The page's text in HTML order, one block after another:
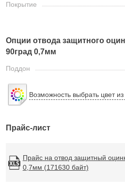
Покрытие
Опции отвода защитного
90град 0,7мм
Поддон
Возможность выбрать цвет из
Прайс-лист
Прайс на отвод защитный
0,7мм (171630 байт)